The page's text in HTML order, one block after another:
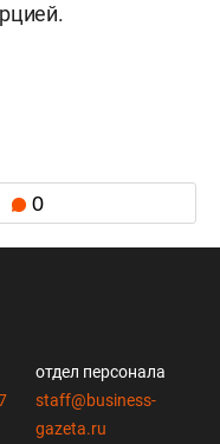
0
отдел персонала
staff@business-
gazeta.ru